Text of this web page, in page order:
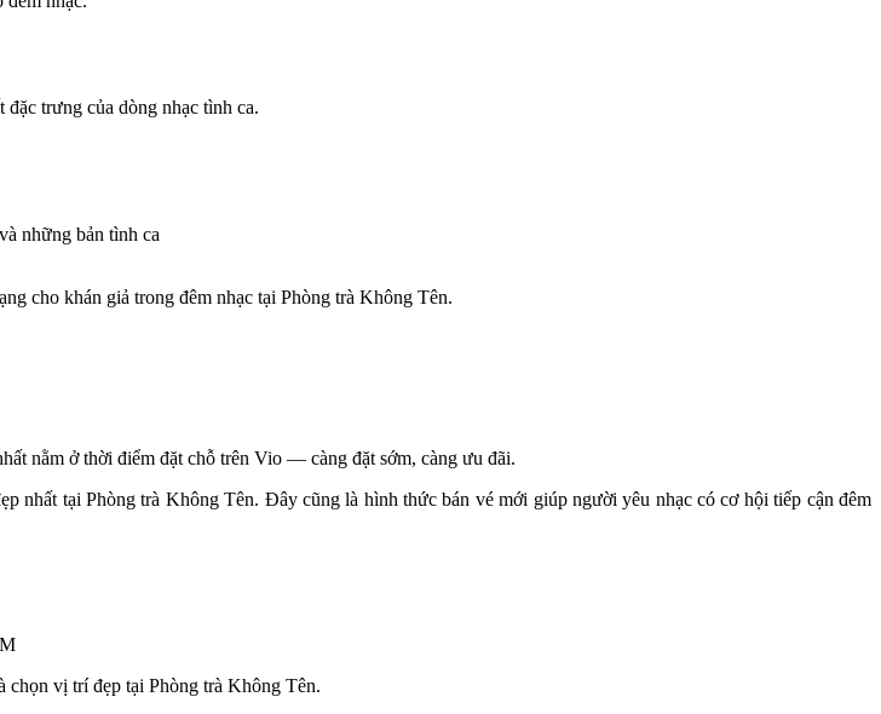
trưng của dòng nhạc tình ca.
những bản tình ca
cho khán giả trong đêm nhạc tại Phòng trà Không Tên.
nằm ở thời điểm đặt chỗ trên Vio — càng đặt sớm, càng ưu đãi.
nhất tại Phòng trà Không Tên. Đây cũng là hình thức bán vé mới giúp người yêu nhạc có cơ hội tiếp cận đêm
chọn vị trí đẹp tại Phòng trà Không Tên.